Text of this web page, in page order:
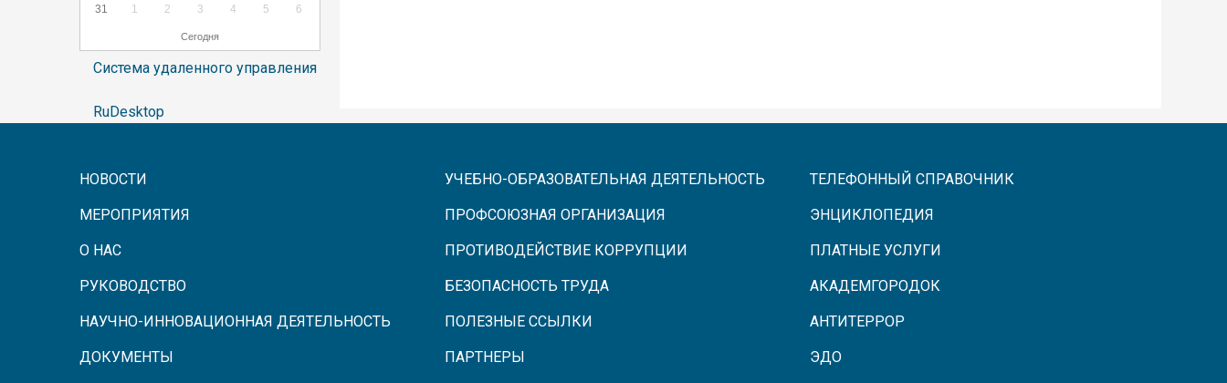
31 1 2 3 4 5 6
Сегодня
Система удаленного управления
RuDesktop
НОВОСТИ
МЕРОПРИЯТИЯ
О НАС
РУКОВОДСТВО
НАУЧНО-ИННОВАЦИОННАЯ ДЕЯТЕЛЬНОСТЬ
ДОКУМЕНТЫ
УЧЕБНО-ОБРАЗОВАТЕЛЬНАЯ ДЕЯТЕЛЬНОСТЬ
ПРОФСОЮЗНАЯ ОРГАНИЗАЦИЯ
ПРОТИВОДЕЙСТВИЕ КОРРУПЦИИ
БЕЗОПАСНОСТЬ ТРУДА
ПОЛЕЗНЫЕ ССЫЛКИ
ПАРТНЕРЫ
ТЕЛЕФОННЫЙ СПРАВОЧНИК
ЭНЦИКЛОПЕДИЯ
ПЛАТНЫЕ УСЛУГИ
АКАДЕМГОРОДОК
АНТИТЕРРОР
ЭДО